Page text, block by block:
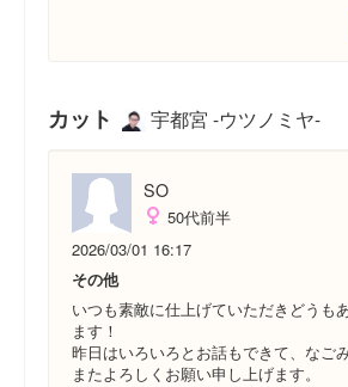
カット 宇都宮 -ウツノミヤ-
SO
50代前半
2026/03/01 16:17
その他
いつも素敵に仕上げていただきどうも
ます！
昨日はいろいろとお話もできて、なご
またよろしくお願い申し上げます。